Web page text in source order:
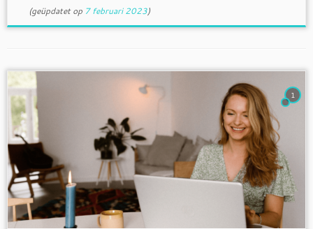
(geüpdatet op 7 februari 2023)
1